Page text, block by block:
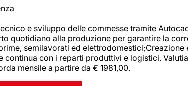
e sviluppo delle commesse tramite
quotidiano alla produzione per garantire la
semilavorati ed
con i reparti produttivi e logistici.
mensile a partire da € 1981,00.